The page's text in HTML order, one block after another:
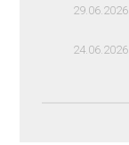
29.06.2026
24.06.2026